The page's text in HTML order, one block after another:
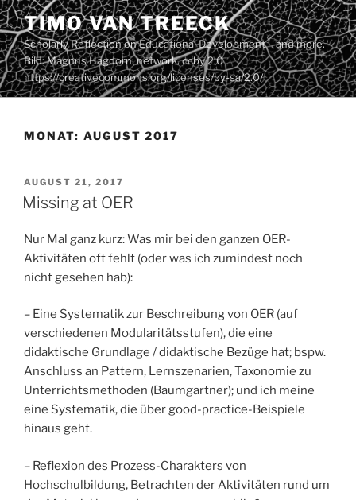
Zum
Inhalt
springen
TIMO VAN TREECK
Scholarly Reflection on Educational Development – and more.
Bild: Magnus Hagdorn: network. ccby 2.0
https://creativecommons.org/licenses/by-sa/2.0/
MONAT: AUGUST 2017
VERÖFFENTLICHT
AM
AUGUST 21, 2017
Missing at OER
Nur Mal ganz kurz: Was mir bei den ganzen OER-
Aktivitäten oft fehlt (oder was ich zumindest noch
nicht gesehen hab):
– Eine Systematik zur Beschreibung von OER (auf
verschiedenen Modularitätsstufen), die eine
didaktische Grundlage / didaktische Bezüge hat; bspw.
Anschluss an Pattern, Lernszenarien, Taxonomie zu
Unterrichtsmethoden (Baumgartner); und ich meine
eine Systematik, die über good-practice-Beispiele
hinaus geht.
– Reflexion des Prozess-Charakters von
Hochschulbildung, Betrachten der Aktivitäten rund um